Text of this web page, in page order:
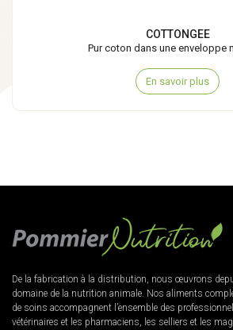
COTTONGEE
Pur coton dans une enveloppe
En savoir plus
De la fabrication à la distribution, nous œuvrons
domaine de la nutrition animale. Nos aliments
de soins accompagnent l’ensemble des
vétérinaires et les pharmaciens, les selliers et les